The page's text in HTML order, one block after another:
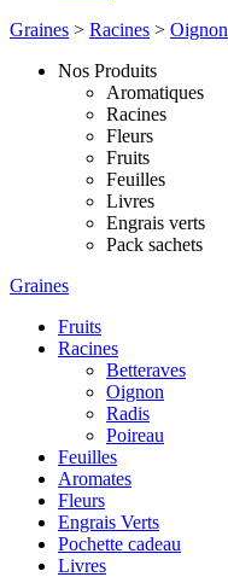
Graines > Racines > Oignon
Nos Produits
Aromatiques
Racines
Fleurs
Fruits
Feuilles
Livres
Engrais verts
Pack sachets
Graines
Fruits
Racines
Betteraves
Oignon
Radis
Poireau
Feuilles
Aromates
Fleurs
Engrais Verts
Pochette cadeau
Livres